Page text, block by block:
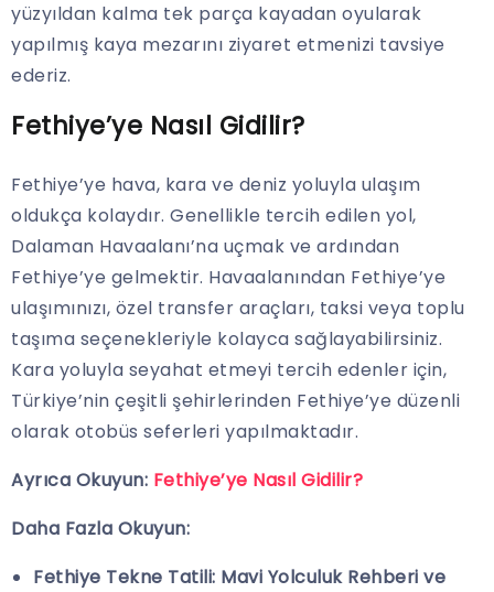
yüzyıldan kalma tek parça kayadan oyularak
yapılmış kaya mezarını ziyaret etmenizi tavsiye
ederiz.
Fethiye’ye Nasıl Gidilir?
Fethiye’ye hava, kara ve deniz yoluyla ulaşım
oldukça kolaydır. Genellikle tercih edilen yol,
Dalaman Havaalanı’na uçmak ve ardından
Fethiye’ye gelmektir. Havaalanından Fethiye’ye
ulaşımınızı, özel transfer araçları, taksi veya toplu
taşıma seçenekleriyle kolayca sağlayabilirsiniz.
Kara yoluyla seyahat etmeyi tercih edenler için,
Türkiye’nin çeşitli şehirlerinden Fethiye’ye düzenli
olarak otobüs seferleri yapılmaktadır.
Ayrıca Okuyun: Fethiye’ye Nasıl Gidilir?
Daha Fazla Okuyun:
Fethiye Tekne Tatili: Mavi Yolculuk Rehberi ve